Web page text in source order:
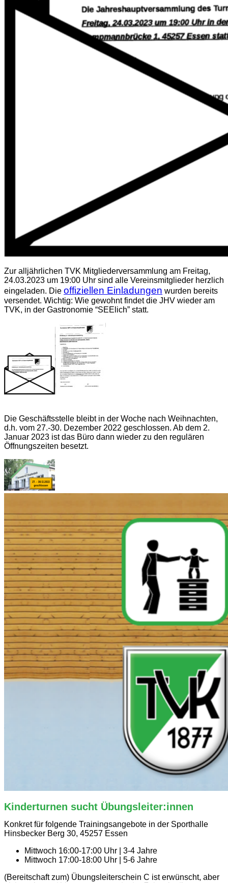
Zur alljährlichen TVK Mitgliederversammlung am Freitag,
24.03.2023 um 19:00 Uhr sind alle Vereinsmitglieder herzlich
eingeladen. Die offiziellen Einladungen wurden bereits
versendet. Wichtig: Wie gewohnt findet die JHV wieder am
TVK, in der Gastronomie “SEElich” statt.
Die Geschäftsstelle bleibt in der Woche nach Weihnachten,
d.h. vom 27.-30. Dezember 2022 geschlossen. Ab dem 2.
Januar 2023 ist das Büro dann wieder zu den regulären
Öffnungszeiten besetzt.
Kinderturnen sucht Übungsleiter:innen
Konkret für folgende Trainingsangebote in der Sporthalle
Hinsbecker Berg 30, 45257 Essen
Mittwoch 16:00-17:00 Uhr | 3-4 Jahre
Mittwoch 17:00-18:00 Uhr | 5-6 Jahre
(Bereitschaft zum) Übungsleiterschein C ist erwünscht, aber